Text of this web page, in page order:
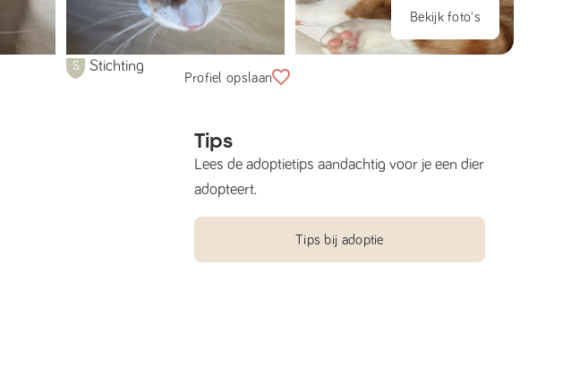
Bekijk foto's
Stichting
Profiel opslaan
Tips
Lees de adoptietips aandachtig voor je een dier
adopteert.
Tips bij adoptie